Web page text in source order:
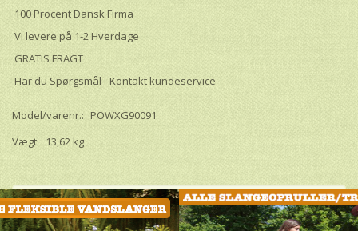
100 Procent Dansk Firma
Vi levere på 1-2 Hverdage
GRATIS FRAGT
Har du Spørgsmål - Kontakt kundeservice
Model/varenr.: POWXG90091
Vægt: 13,62 kg